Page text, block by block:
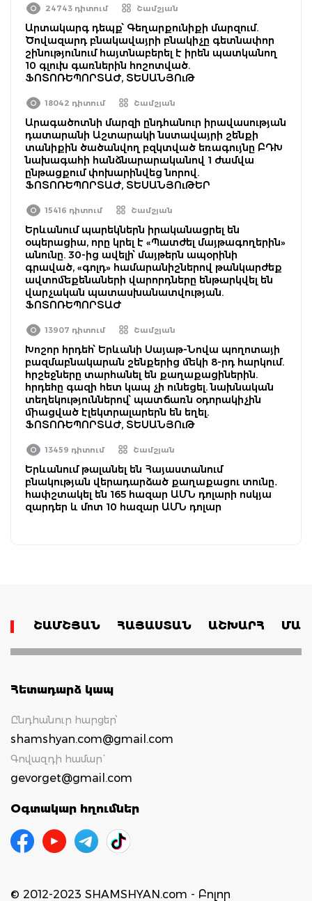
24743 դիտում Շամշյան
Արտակարգ դեպք՝ Գեղարքունիքի մարզում.
Ծովազարդ բնակավայրի բնակիչը գետնափոր
շինությունում հայտնաբերել է իրեն պատկանող
10 գլուխ գառներին հոշոտված.
ՖՈՏՈՌԵՊՈՐՏԱԺ, ՏԵՍԱՆՅՈւԹ
18042 դիտում Շամշյան
Արագածոտնի մարզի ընդհանուր իրավասության
դատարանի Աշտարակի նստավայրի շենքի
տանիքին ծածանվող բզկտված եռագույնը ԲԴԽ
նախագահի հանձնարարականով 1 ժամվա
ընթացքում փոխարինվեց նորով.
ՖՈՏՈՌԵՊՈՐՏԱԺ, ՏԵՍԱՆՅՈւԹԵՐ
15416 դիտում Շամշյան
Երևանում պարեկներն իրականացրել են
օպերացիա, որը կրել է «Պատժել մայթագողերին»
անունը. 30-ից ավելի՝ մայթերն ապօրինի
գրաված, «գոլդ» համարանիշներով թանկարժեք
ավտոմեքենաների վարորդները ենթարկվել են
վարչական պատասխանատվության.
ՖՈՏՈՌԵՊՈՐՏԱԺ
13907 դիտում Շամշյան
Խոշոր հրդեհ՝ Երևանի Սայաթ-Նովա պողոտայի
բազմաբնակարան շենքերից մեկի 8-րդ հարկում.
հրշեջները տարհանել են քաղաքացիներին.
հրդեհը գազի հետ կապ չի ունեցել. նախնական
տեղեկություններով՝ պատճառն օդորակիչին
միացված էլեկտրալարերն են եղել.
ՖՈՏՈՌԵՊՈՐՏԱԺ, ՏԵՍԱՆՅՈւԹ
13459 դիտում Շամշյան
Երևանում թալանել են Հայաստանում
բնակության վերադարձած քաղաքացու տունը․
հափշտակել են 165 հազար ԱՄՆ դոլարի ոսկյա
զարդեր և մոտ 10 հազար ԱՄՆ դոլար
ՇԱՄՇՅԱՆ ՀԱՅԱՍՏԱՆ ԱՇԽԱՐՀ
Հետադարձ կապ
Ընդհանուր հարցեր՝
shamshyan.com@gmail.com
Գովազդի համար`
gevorget@gmail.com
Օգտակար հղումներ
© 2012-2023 SHAMSHYAN.com - Բոլոր